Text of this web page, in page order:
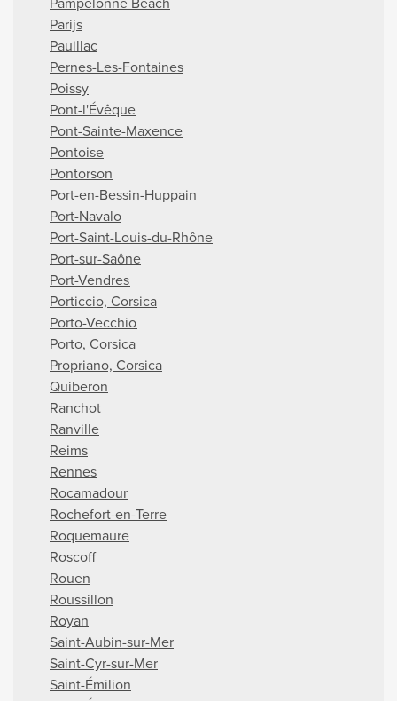
Parijs
Pauillac
Pernes-Les-Fontaines
Poissy
Pont-l'Évêque
Pont-Sainte-Maxence
Pontoise
Pontorson
Port-en-Bessin-Huppain
Port-Navalo
Port-Saint-Louis-du-Rhône
Port-sur-Saône
Port-Vendres
Porticcio, Corsica
Porto-Vecchio
Porto, Corsica
Propriano, Corsica
Quiberon
Ranchot
Ranville
Reims
Rennes
Rocamadour
Rochefort-en-Terre
Roquemaure
Roscoff
Rouen
Roussillon
Royan
Saint-Aubin-sur-Mer
Saint-Cyr-sur-Mer
Saint-Émilion